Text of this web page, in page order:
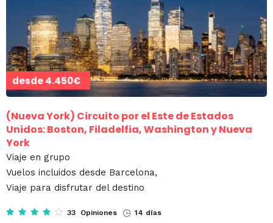
desde4.450€
(Nueva York) Circuito por el Este de Estados
Unidos: Boston, Filadelfia, Washington y Nueva
York
Viaje en grupo
Vuelos incluidos desde Barcelona,
Viaje para disfrutar del destino
33 Opiniones 14 días